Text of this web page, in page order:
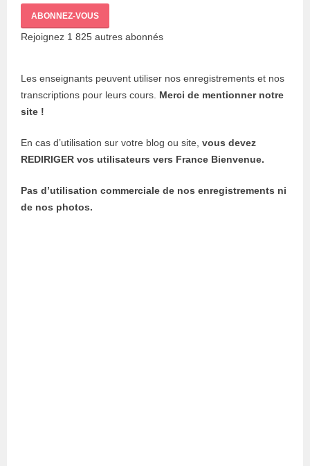
ABONNEZ-VOUS
Rejoignez 1 825 autres abonnés
Les enseignants peuvent utiliser nos enregistrements et nos
transcriptions pour leurs cours. Merci de mentionner notre
site !
En cas d’utilisation sur votre blog ou site,vous devez
REDIRIGER vos utilisateurs vers France Bienvenue.
Pas d’utilisation commerciale de nos enregistrements ni
de nos photos.